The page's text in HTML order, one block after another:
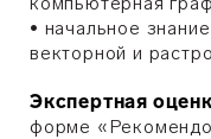
• начальное
векторной и
Экспертная
форме